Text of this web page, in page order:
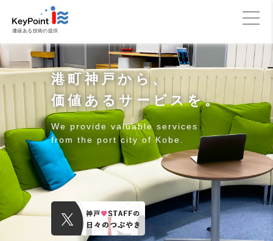
価値ある技術の提供
港町神戸から、
価値あるサービスを。
We provide valuable services
from the port city of Kobe.